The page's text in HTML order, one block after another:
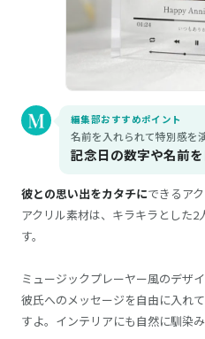
編集部おすすめポイント
名前を入れられて特別感を
記念日の数字や名前
彼との思い出をカタチにできるア
アクリル素材は、キラキラとした
す。
ミュージックプレーヤー風のデザ
彼氏へのメッセージを自由に入れ
すよ。インテリアにも自然に馴染